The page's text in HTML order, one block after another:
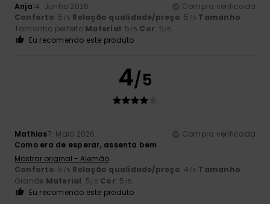
Anja14. Junho 2026
Compra verificada
Conforto: 5 /5 Relação qualidade/preço: 5 /5 Tamanho:
Tamanho perfeito Material: 5 /5 Cor: 5/5
Eu recomendo este produto
4/5
Mathias7. Maio 2026
Compra verificada
Como era de esperar, assenta bem
Mostrar original - Alemão
Conforto: 5 /5 Relação qualidade/preço: 4 /5 Tamanho:
Grande Material: 5/5 Cor: 5 /5
Eu recomendo este produto